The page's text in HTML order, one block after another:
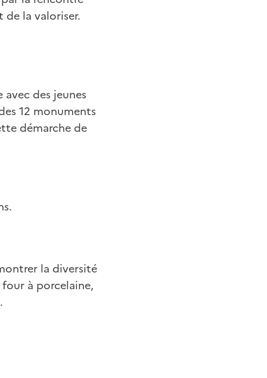
la valoriser.
des jeunes
12 monuments
démarche de
la diversité
à porcelaine,